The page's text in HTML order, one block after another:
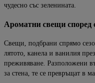
чудесно със зеленината.
Ароматни свещи според
Свещи, подбрани спрямо
лятото, канела и ванилия
преживяване. Разположени
за стена те се превръщат в